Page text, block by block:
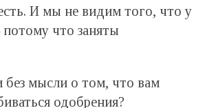
И мы не видим того, что у
что заняты
мысли о том, что вам
одобрения?